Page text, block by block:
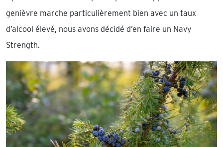
genièvre marche particulièrement bien avec un taux
d’alcool élevé, nous avons décidé d’en faire un Navy
Strength.